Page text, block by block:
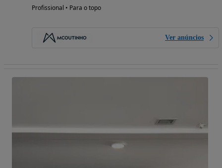
Profissional • Para o topo
Ver anúncios